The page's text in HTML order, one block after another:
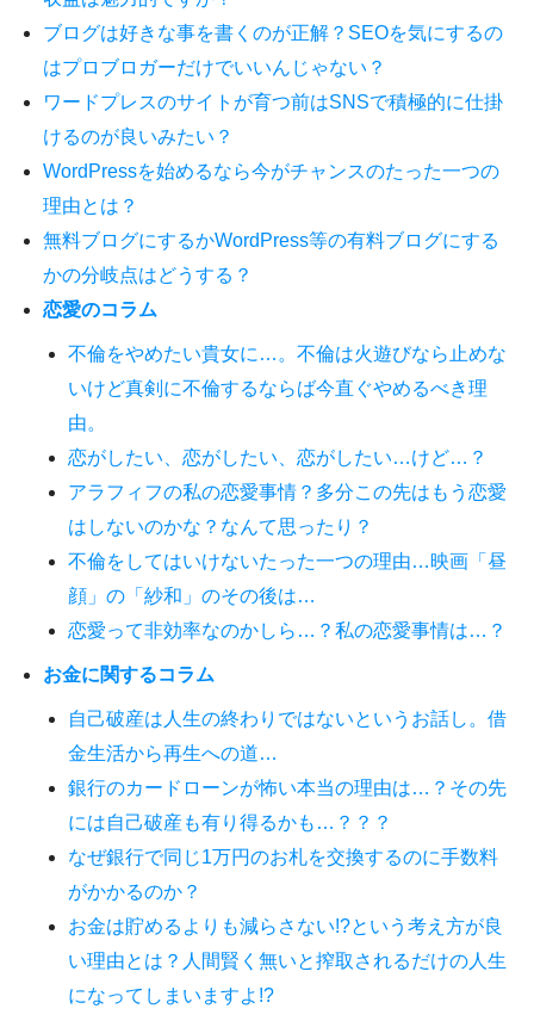
ブログは好きな事を書くのが正解？SEOを気にするの
はプロブロガーだけでいいんじゃない？
ワードプレスのサイトが育つ前はSNSで積極的に仕掛
けるのが良いみたい？
WordPressを始めるなら今がチャンスのたった一つの
理由とは？
無料ブログにするかWordPress等の有料ブログにする
かの分岐点はどうする？
恋愛のコラム
不倫をやめたい貴女に…。不倫は火遊びなら止めな
いけど真剣に不倫するならば今直ぐやめるべき理
由。
恋がしたい、恋がしたい、恋がしたい…けど…？
アラフィフの私の恋愛事情？多分この先はもう恋愛
はしないのかな？なんて思ったり？
不倫をしてはいけないたった一つの理由…映画「昼
顔」の「紗和」のその後は…
恋愛って非効率なのかしら…？私の恋愛事情は…？
お金に関するコラム
自己破産は人生の終わりではないというお話し。借
金生活から再生への道…
銀行のカードローンが怖い本当の理由は…？その先
には自己破産も有り得るかも…？？？
なぜ銀行で同じ1万円のお札を交換するのに手数料
がかかるのか？
お金は貯めるよりも減らさない!?という考え方が良
い理由とは？人間賢く無いと搾取されるだけの人生
になってしまいますよ!?